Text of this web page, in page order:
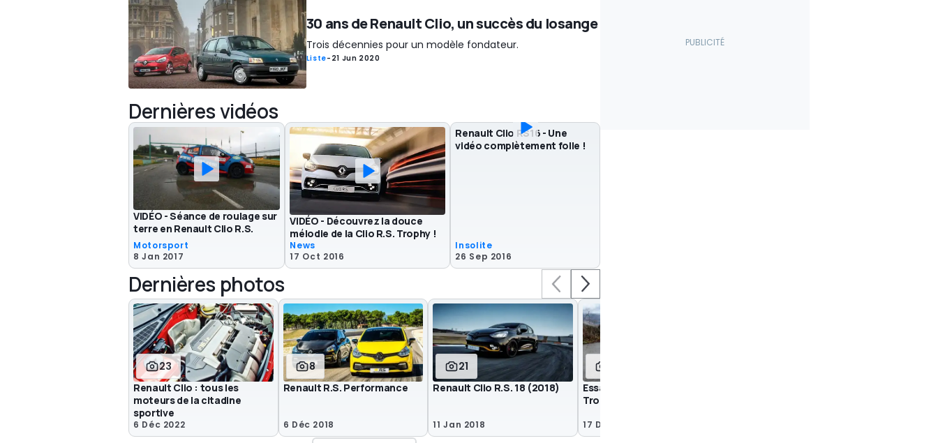
30 ans de Renault Clio, un succès du losange
Trois décennies pour un modèle fondateur.
Liste- 21 Jun 2020
Dernières vidéos
VIDÉO - Séance de roulage sur
terre en Renault Clio R.S.
Motorsport
8 Jan 2017
VIDÉO - Découvrez la douce
mélodie de la Clio R.S. Trophy !
News
17 Oct 2016
Renault Clio RS16 - Une
vidéo complètement folle !
Insolite
26 Sep 2016
Dernières photos
23
Renault Clio : tous les
moteurs de la citadine
sportive
6 Déc 2022
8
Renault R.S. Performance
6 Déc 2018
21
Renault Clio R.S. 18 (2018)
11 Jan 2018
Essai Renault Clio 4 R.S.
Trophy
17 Déc 2017